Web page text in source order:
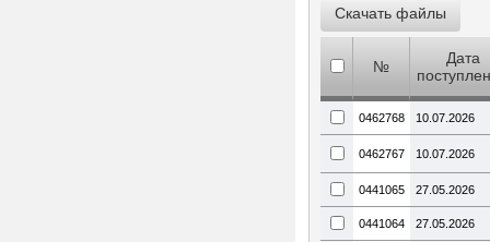
№
Дата
0462768 10.07.2026
0462767 10.07.2026
0441065 27.05.2026
0441064 27.05.2026